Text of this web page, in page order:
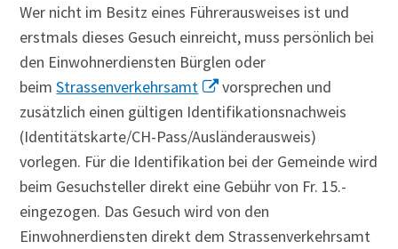
Wer nicht im Besitz eines Führerausweises ist und
erstmals dieses Gesuch einreicht, muss persönlich bei
den Einwohnerdiensten Bürglen oder
beimStrassenverkehrsamt
vorsprechen und
zusätzlich einen gültigen Identifikationsnachweis
(Identitätskarte/CH-Pass/Ausländerausweis)
vorlegen. Für die Identifikation bei der Gemeinde wird
beim Gesuchsteller direkt eine Gebühr von Fr. 15.-
eingezogen. Das Gesuch wird von den
Einwohnerdiensten direkt dem Strassenverkehrsamt